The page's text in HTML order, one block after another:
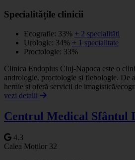
Specialitățile clinicii
Ecografie: 33% + 2 specialități
Urologie: 34% + 1 specialitate
Proctologie: 33%
Clinica Endoplus Cluj-Napoca este o
andrologie, proctologie și flebologie. De
hernie și oferă servicii de imagistică/
vezi detalii
Centrul Medical Sfântul
4.3
Calea Moților 32